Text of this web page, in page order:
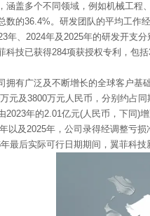
涵盖多个不同领域，例如机械工
数的36.4%。研发团队的平均工作
年、2024年及2025年的研发开支
科技已获得284项获授权专利，包
拥有广泛及不断增长的全球客户
元及3800万元人民币，分别约占
2023年的2.01亿元(人民币，下同)
以及2025年，公司录得经调整亏
最后实际可行日期期间，翼菲科